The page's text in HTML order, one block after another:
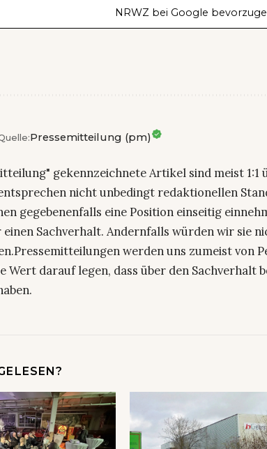
NRWZ bei Google
Pressemitteilung (pm)
gekennzeichnete Artikel sind meist 1:1
nicht unbedingt redaktionellen
gegebenenfalls eine Position einseitig
einen Sachverhalt. Andernfalls würden wir sie
werden uns zumeist von
Wert darauf legen, dass über den